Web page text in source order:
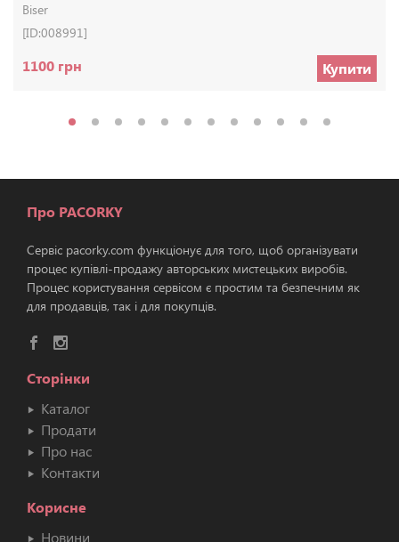
Biser
[ID:008991]
1100 грн Купити
Про PACORKY
Сервіс pacorky.com функціонує для того, щоб організувати
процес купівлі-продажу авторських мистецьких виробів.
Процес користування сервісом є простим та безпечним як
для продавців, так і для покупців.
Сторінки
Каталог
Продати
Про нас
Контакти
Корисне
Новини